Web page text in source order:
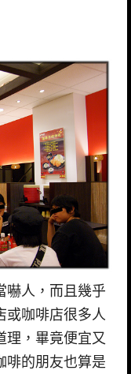
人，而且幾乎
或咖啡店很多人
理，畢竟便宜又
啡的朋友也算是